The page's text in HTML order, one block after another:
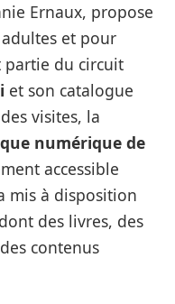
Ernaux, propose
et pour
du circuit
et son catalogue
visites, la
numérique de
accessible
mis à disposition
des livres, des
contenus